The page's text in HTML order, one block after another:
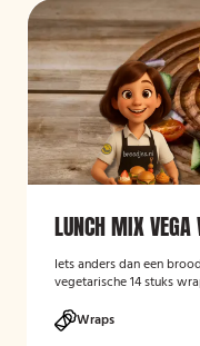
LUNCH MIX
Iets anders dan een
vegetarische 14 stuks
Wraps